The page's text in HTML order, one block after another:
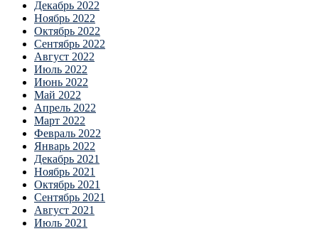
Декабрь 2022
Ноябрь 2022
Октябрь 2022
Сентябрь 2022
Август 2022
Июль 2022
Июнь 2022
Май 2022
Апрель 2022
Март 2022
Февраль 2022
Январь 2022
Декабрь 2021
Ноябрь 2021
Октябрь 2021
Сентябрь 2021
Август 2021
Июль 2021